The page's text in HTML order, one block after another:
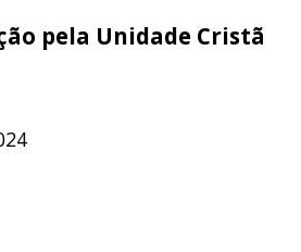
pela Unidade Cristã